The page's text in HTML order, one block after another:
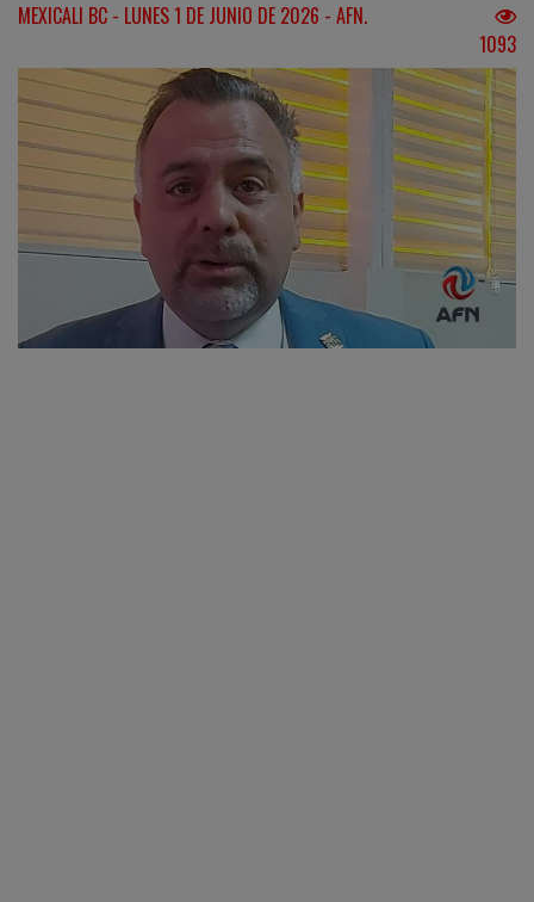
MEXICALI BC - LUNES 1 DE JUNIO DE 2026 - AFN.
1093